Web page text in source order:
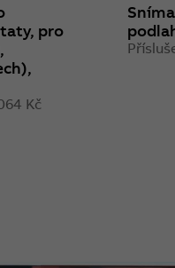
pro
Kč